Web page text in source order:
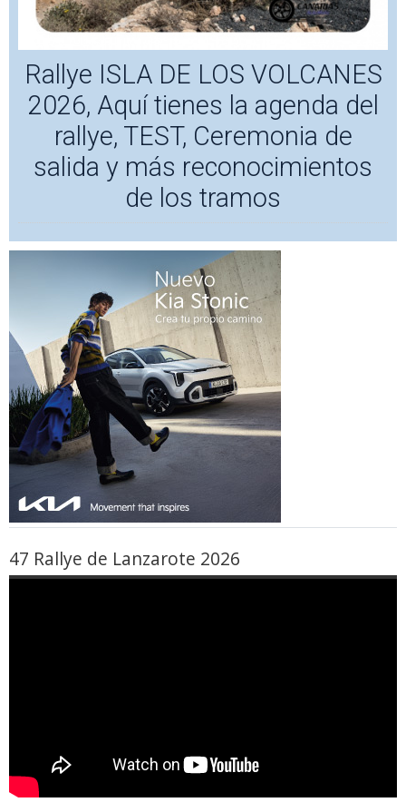
Rallye ISLA DE LOS VOLCANES
2026, Aquí tienes la agenda del
rallye, TEST, Ceremonia de
salida y más reconocimientos
de los tramos
47 Rallye de Lanzarote 2026